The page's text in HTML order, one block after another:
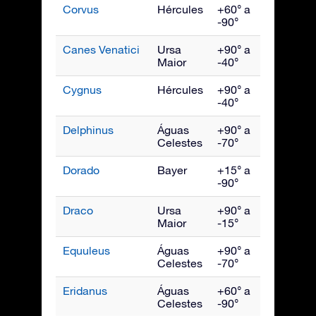
Corvus Hércules
+60° a
-90°
Canes Venatici
Ursa
Maior
+90° a
-40°
Cygnus Hércules
+90° a
-40°
Delphinus
Águas
Celestes
+90° a
-70°
Dorado Bayer
+15° a
-90°
Draco
Ursa
Maior
+90° a
-15°
Equuleus
Águas
Celestes
+90° a
-70°
Eridanus
Águas
Celestes
+60° a
-90°